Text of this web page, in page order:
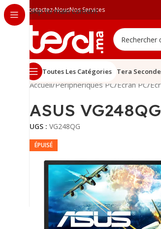
Skip to main content
Contactez-NousNos Services
Toutes Les Catégories Tera
Accueil/Périphériques PC/Écran PC/
ASUS
UGS : VG248QG
ÉPUISÉ